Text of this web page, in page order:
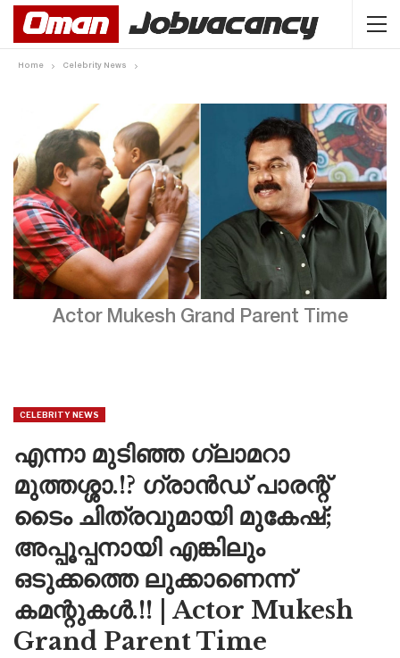
Home Celebrity News
Actor Mukesh Grand Parent Time
CELEBRITY NEWS
എന്നാ മുടിഞ്ഞ ഗ്ലാമറാ
മുത്തശ്ശാ.!? ഗ്രാൻഡ് പാരന്റ്
ടൈം ചിത്രവുമായി മുകേഷ്;
അപ്പൂപ്പനായി എങ്കിലും
ഒടുക്കത്തെ ലുക്കാണെന്ന്
കമന്റുകൾ.!! | Actor Mukesh
Grand Parent Time